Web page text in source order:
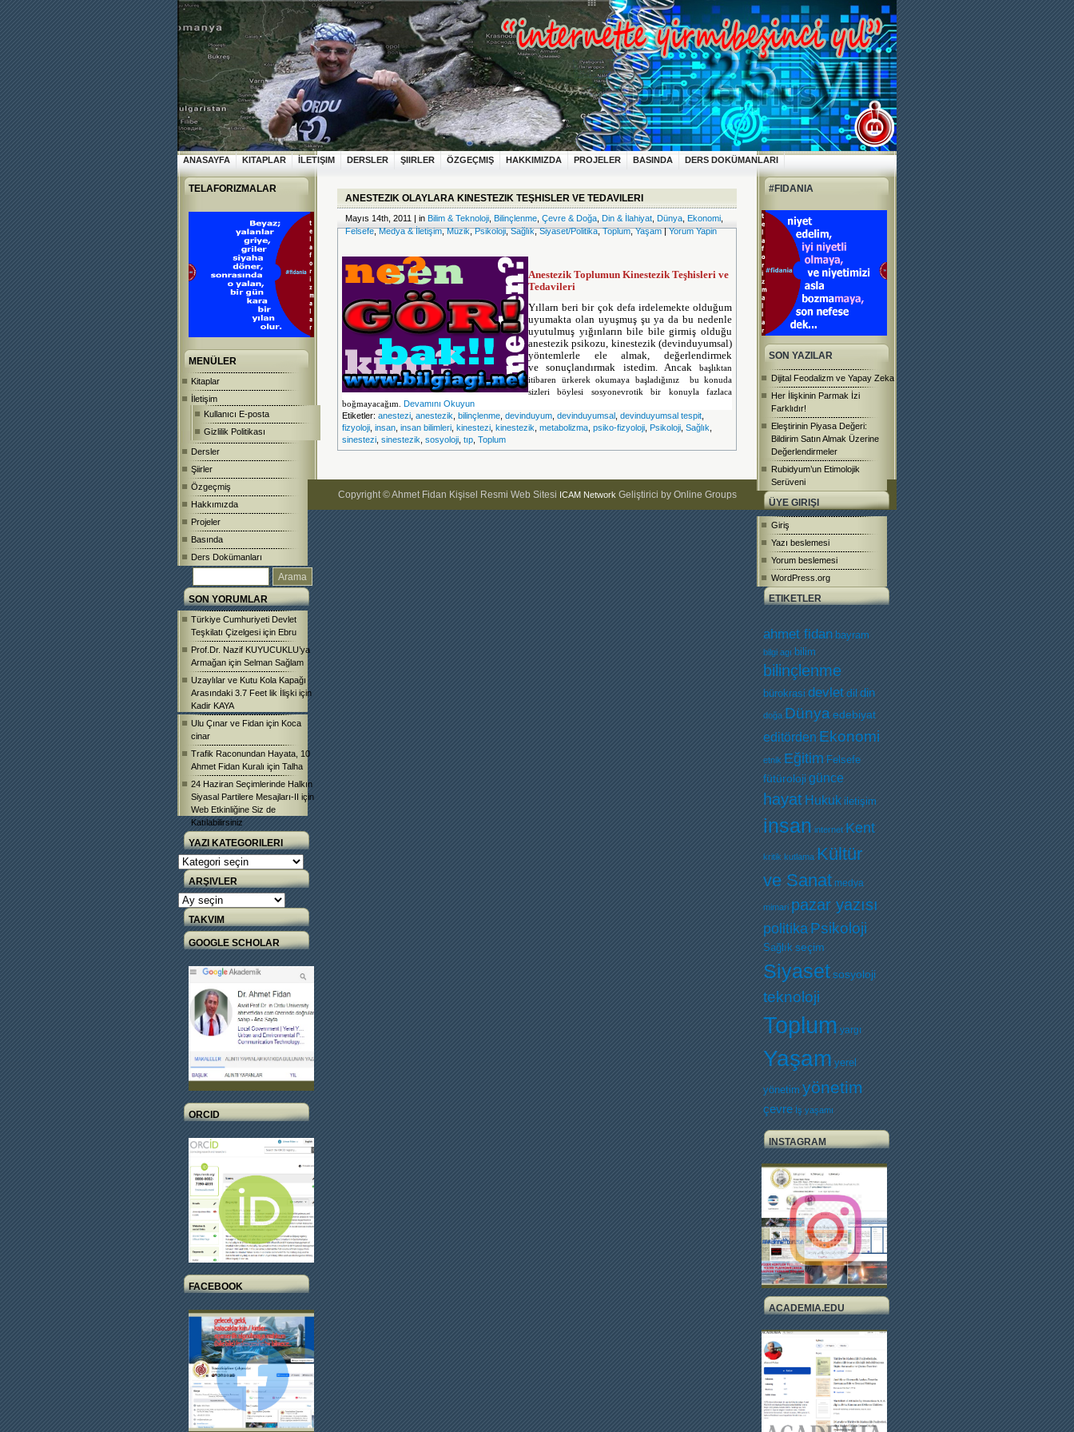
ANASAYFA KITAPLAR İLETIŞIM DERSLER ŞIIRLER ÖZGEÇMIŞ HAKKIMIZDA PROJELER BASINDA DERS DOKÜMANLARI
TELAFORIZMALAR
MENÜLER
Kitaplar
İletişim
Kullanıcı E-posta
Gizlilik Politikası
Dersler
Şiirler
Özgeçmiş
Hakkımızda
Projeler
Basında
Ders Dokümanları
SON YORUMLAR
Türkiye Cumhuriyeti Devlet
Teşkilatı Çizelgesi için Ebru
Prof.Dr. Nazif KUYUCUKLU’ya
Armağan için Selman Sağlam
Uzaylılar ve Kutu Kola Kapağı
Arasındaki 3.7 Feet lik İlişki için
Kadir KAYA
Ulu Çınar ve Fidan için Koca
cinar
Trafik Raconundan Hayata, 10
Ahmet Fidan Kuralı için Talha
24 Haziran Seçimlerinde Halkın
Siyasal Partilere Mesajları-II için
Web Etkinliğine Siz de
Katılabilirsiniz
YAZI KATEGORILERI
Yazı
Kategorileri
ARŞIVLER
Arşivler
TAKVIM
GOOGLE SCHOLAR
ORCID
FACEBOOK
#FIDANIA
SON YAZILAR
Dijital Feodalizm ve Yapay Zeka
Her İlişkinin Parmak İzi
Farklıdır!
Eleştirinin Piyasa Değeri:
Bildirim Satın Almak Üzerine
Değerlendirmeler
Rubidyum’un Etimolojik
Serüveni
ÜYE GIRIŞI
Giriş
Yazı beslemesi
Yorum beslemesi
WordPress.org
ETIKETLER
ahmet fidan bayram
bilgi agı bilim
bilinçlenme
bürokrasi devletdildin
doğa Dünya edebiyat
editörden Ekonomi
etnik Eğitim Felsefe
fütürolojigünce
hayatHukuk iletişim
insan internet Kent
kritik kutlama Kültür
ve Sanat medya
mimari pazar yazısı
politikaPsikoloji
Sağlık seçim
Siyasetsosyoloji
teknoloji
Toplum yargı
Yaşam yerel
yönetim yönetim
çevre İş yaşamı
INSTAGRAM
ACADEMIA.EDU
ANESTEZIK OLAYLARA KINESTEZIK TEŞHISLER VE TEDAVILERI
Mayıs 14th, 2011 | in Bilim & Teknoloji Bilinçlenme Çevre & Doğa Din & İlahiyat Dünya Ekonomi
Felsefe,Medya & İletişim,Müzik,Psikoloji,Sağlık,Siyaset/Politika,Toplum,Yaşam|Yorum Yapin
Anestezik Toplumun Kinestezik Teşhisleri ve
Tedavileri
Yıllarn beri bir çok defa irdelemekte olduğum
uyumakta olan uyuşmuş şu ya da bu nedenle
uyutulmuş yığınların bile bile girmiş olduğu
anestezik psikozu, kinestezik (devinduyumsal)
yöntemlerle ele almak, değerlendirmek
vesonuçlandırmak istedim. Ancak
başlıktan
itibaren ürkerek okumaya başladığınız bu konuda
sizleriböylesi sosyonevrotik bir konuyla fazlaca
boğmayacağım. Devamını Okuyun
Etiketler: anestezi anestezik bilinçlenme devinduyum devinduyumsal devinduyumsal tespit
fizyoloji insan insan bilimleri kinestezi kinestezik metabolizma psiko-fizyoloji Psikoloji Sağlık
sinestezi sinestezik sosyoloji tıp Toplum
Copyright © Ahmet Fidan Kişisel Resmi Web Sitesi ICAM Network Geliştirici by Online Groups